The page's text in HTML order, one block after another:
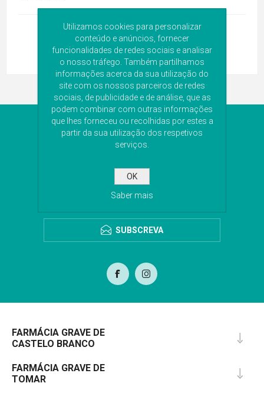
NEWSLETTER
para o envio da newsletter.
SUBSCREVA
FARMÁCIA GRAVE DE
CASTELO BRANCO
FARMÁCIA GRAVE DE
TOMAR
Utilizamos cookies para personalizar
conteúdo e anúncios, fornecer
funcionalidades de redes sociais e analisar
o nosso tráfego. Também partilhamos
informações acerca da sua utilização do
site com os nossos parceiros de redes
sociais, de publicidade e de análise, que as
podem combinar com outras informações
que lhes forneceu ou recolhidas por estes a
partir da sua utilização dos respetivos
serviços.
OK
Saber mais